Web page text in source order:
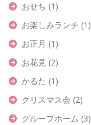
おせち (1)
お楽しみランチ (1)
お正月 (1)
お花見 (2)
かるた (1)
クリスマス会 (2)
グループホーム (3)